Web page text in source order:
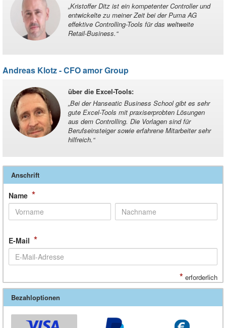
„Kristoffer Ditz ist ein kompetenter Controller und
entwickelte zu meiner Zeit bei der Puma AG
effektive Controlling-Tools für das weltweite
Retail-Business.“
Andreas Klotz - CFO amor Group
über die Excel-Tools:
„Bei der Hanseatic Business School gibt es sehr
gute Excel-Tools mit praxiserprobten Lösungen
aus dem Controlling. Die Vorlagen sind für
Berufseinsteiger sowie erfahrene Mitarbeiter sehr
hilfreich.“
Anschrift
Name *
E-Mail *
* erforderlich
Bezahloptionen